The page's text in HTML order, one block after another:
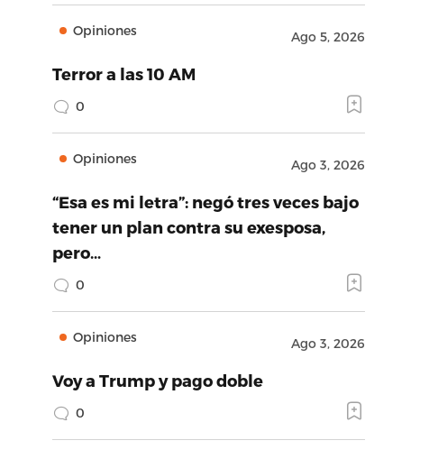
Opiniones Ago 5, 2026
Terror a las 10 AM
0
Opiniones Ago 3, 2026
“Esa es mi letra”: negó tres veces bajo
tener un plan contra su exesposa,
pero…
0
Opiniones Ago 3, 2026
Voy a Trump y pago doble
0